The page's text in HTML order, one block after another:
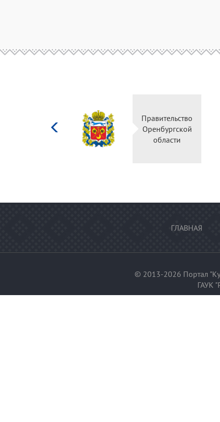
Правительство
Оренбургской
области
ГЛАВНАЯ
© 2013-2026 Портал
ГАУК